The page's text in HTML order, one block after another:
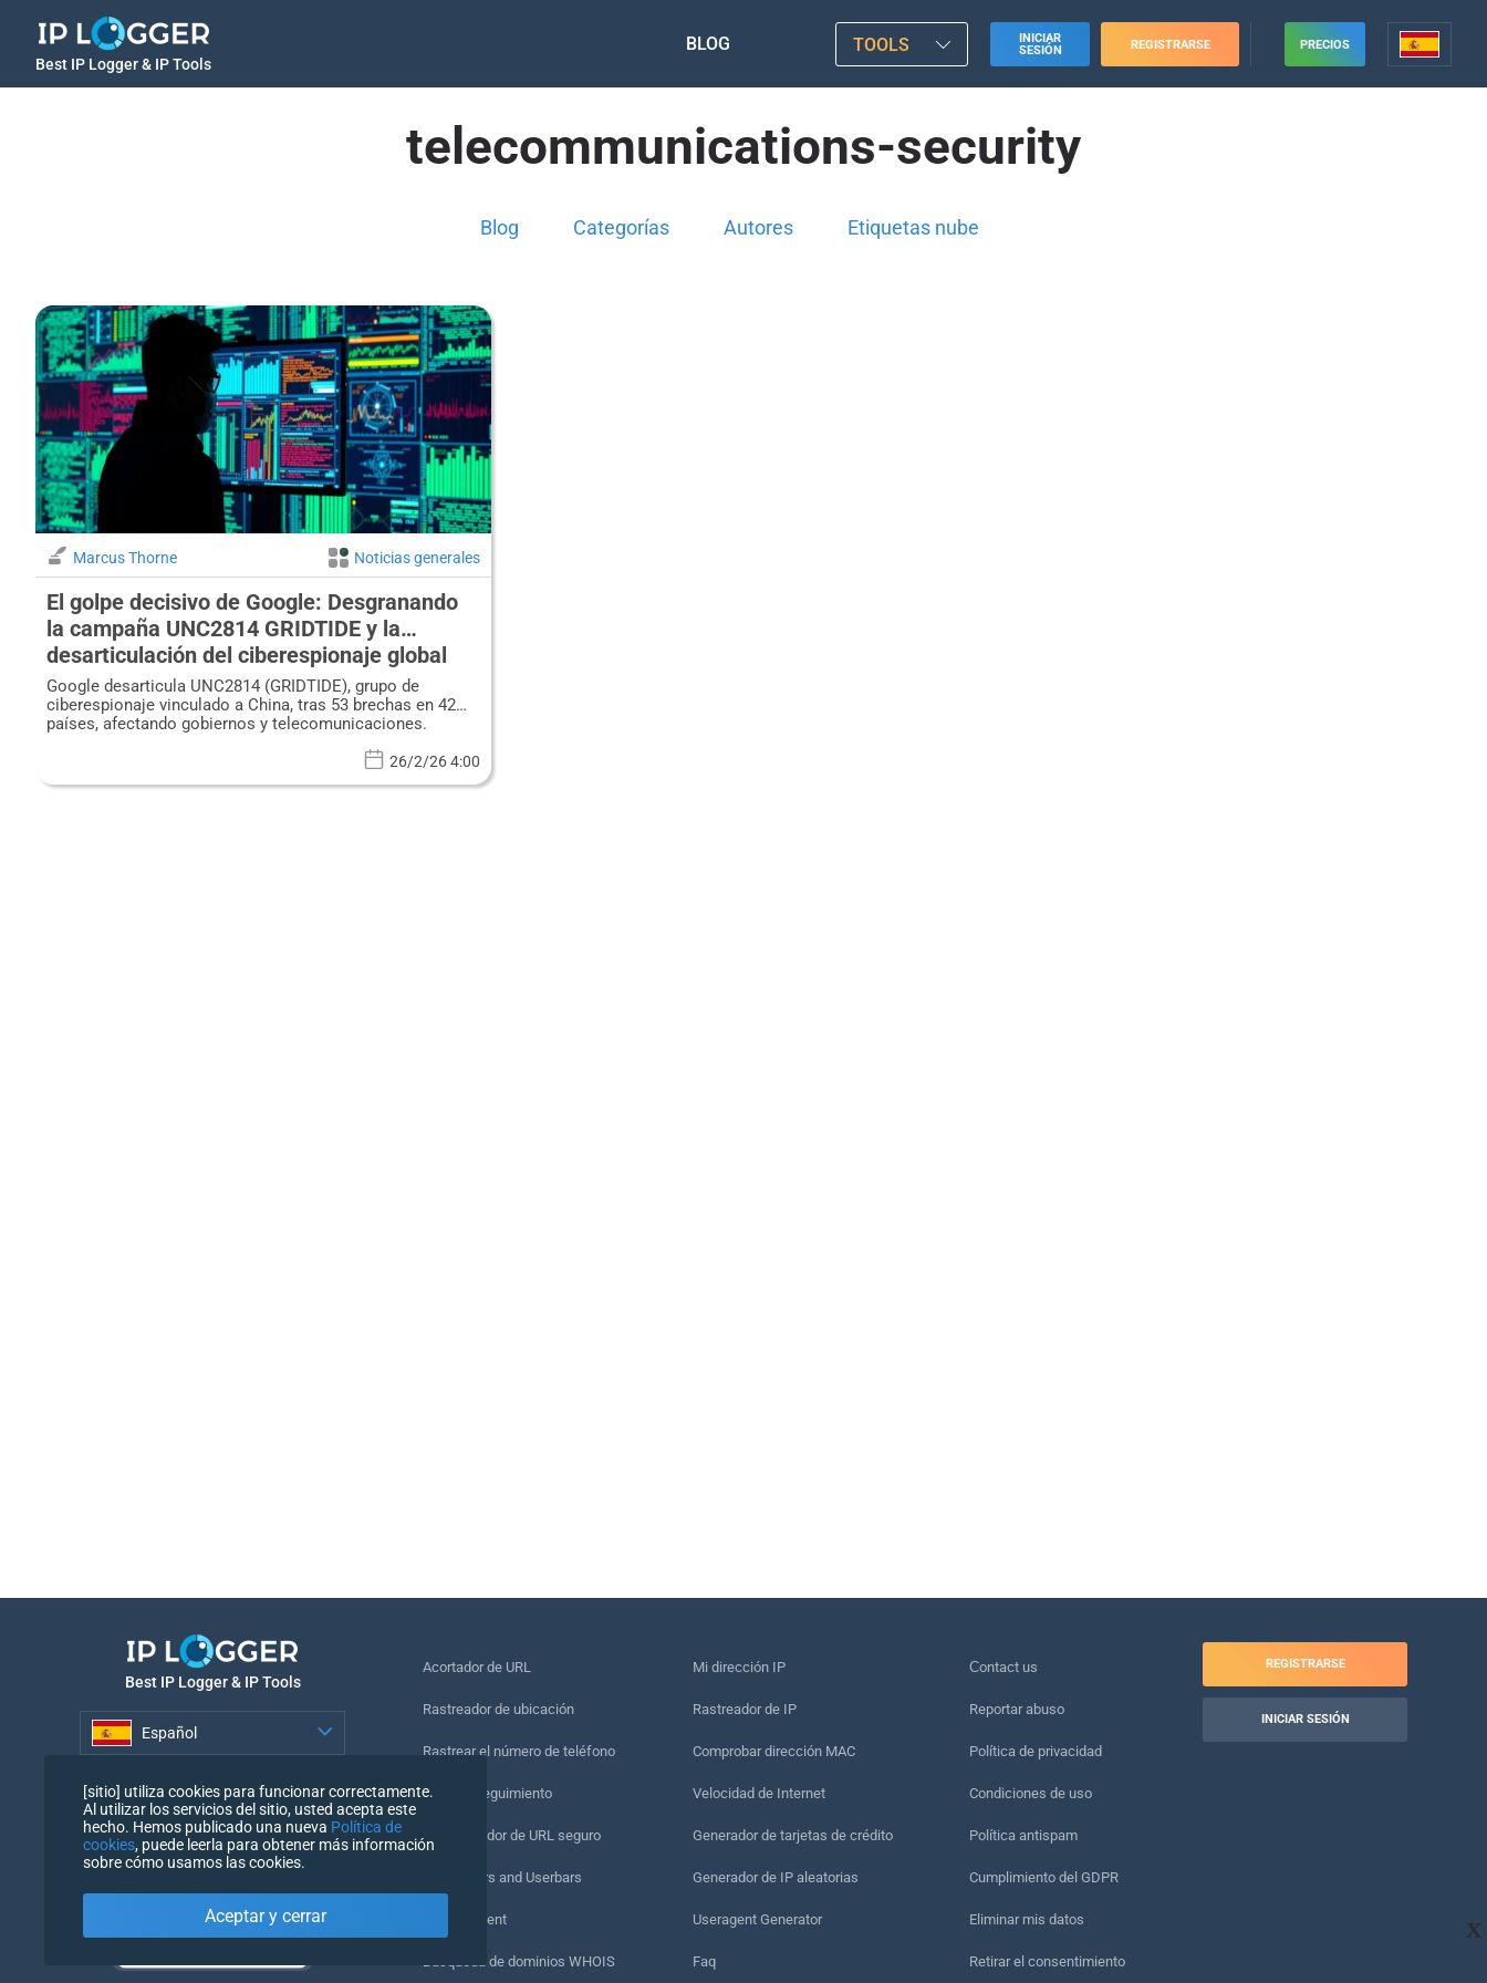
Best IP Logger & IP Tools
BLOG TOOLS
INICIAR
SESIÓN
REGISTRARSE PRECIOS
telecommunications-security
Blog Categorías Autores Etiquetas nube
Marcus Thorne Noticias generales
El golpe decisivo de Google: Desgranando
la campaña UNC2814 GRIDTIDE y la
desarticulación del ciberespionaje global
Google desarticula UNC2814 (GRIDTIDE), grupo de
ciberespionaje vinculado a China, tras 53 brechas en 42
países, afectando gobiernos y telecomunicaciones.
26/2/26 4:00
X
Best IP Logger & IP Tools
Español
Acortador de URL
Rastreador de ubicación
Rastrear el número de teléfono
Píxel de seguimiento
Comprobador de URL seguro
IP Counters and Userbars
Mi UserAgent
Búsqueda de dominios WHOIS
Mi dirección IP
Rastreador de IP
Comprobar dirección MAC
Velocidad de Internet
Generador de tarjetas de crédito
Generador de IP aleatorias
Useragent Generator
Faq
Сontact us
Reportar abuso
Política de privacidad
Condiciones de uso
Política antispam
Cumplimiento del GDPR
Eliminar mis datos
Retirar el consentimiento
REGISTRARSE
INICIAR SESIÓN
[sitio] utiliza cookies para funcionar correctamente.
Al utilizar los servicios del sitio, usted acepta este
hecho. Hemos publicado una nueva Política de
cookies, puede leerla para obtener más información
sobre cómo usamos las cookies.
Aceptar y cerrar